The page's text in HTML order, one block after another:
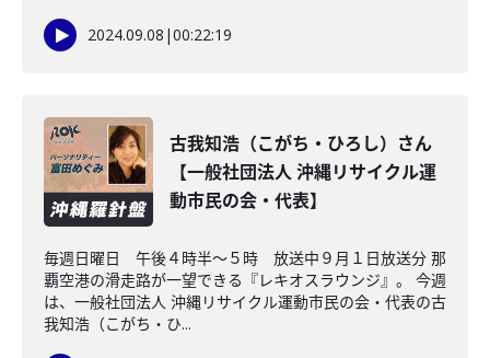
2024.09.08 |00:22:19
古我知浩（こがち・ひろし）さん
【一般社団法人 沖縄リサイクル運
動市民の会・代表】
毎週日曜日 午後４時半～５時 放送中９月１日放送分 那
覇空港の滑走路が一望できる『レキオスラウンジ』。 今週
は、一般社団法人 沖縄リサイクル運動市民の会・代表の古
我知浩（こがち・ひ...